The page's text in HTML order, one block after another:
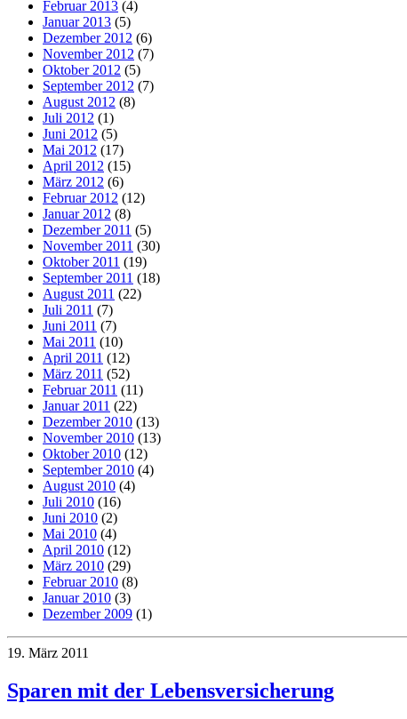
Februar 2013 (4)
Januar 2013 (5)
Dezember 2012 (6)
November 2012 (7)
Oktober 2012 (5)
September 2012 (7)
August 2012 (8)
Juli 2012 (1)
Juni 2012 (5)
Mai 2012 (17)
April 2012 (15)
März 2012 (6)
Februar 2012 (12)
Januar 2012 (8)
Dezember 2011 (5)
November 2011 (30)
Oktober 2011 (19)
September 2011 (18)
August 2011 (22)
Juli 2011 (7)
Juni 2011 (7)
Mai 2011 (10)
April 2011 (12)
März 2011 (52)
Februar 2011 (11)
Januar 2011 (22)
Dezember 2010 (13)
November 2010 (13)
Oktober 2010 (12)
September 2010 (4)
August 2010 (4)
Juli 2010 (16)
Juni 2010 (2)
Mai 2010 (4)
April 2010 (12)
März 2010 (29)
Februar 2010 (8)
Januar 2010 (3)
Dezember 2009 (1)
19. März 2011
Sparen mit der Lebensversicherung